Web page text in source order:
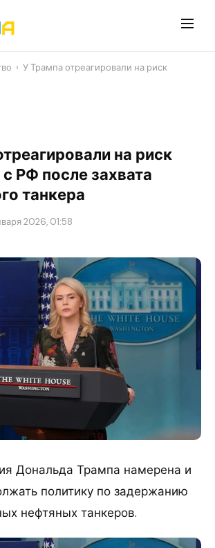
› У Трампа отреагировали на риск
на риск
РФ после захвата
танкера
2026, 01:58
Дональда Трампа намерена и
политику по задержанию
нефтяных танкеров.